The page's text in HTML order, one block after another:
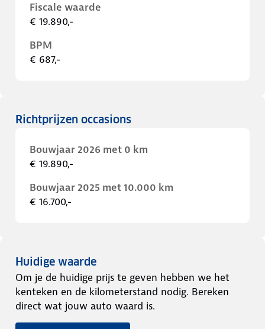
Fiscale waarde
€ 19.890,-
BPM
€ 687,-
Richtprijzen occasions
Bouwjaar 2026 met 0 km
€ 19.890,-
Bouwjaar 2025 met 10.000 km
€ 16.700,-
Huidige waarde
Om je de huidige prijs te geven hebben we het
kenteken en de kilometerstand nodig. Bereken
direct wat jouw auto waard is.